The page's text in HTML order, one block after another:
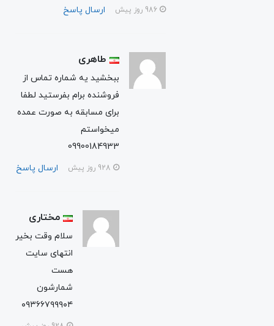
ارسال پاسخ
طاهری
ببخشید یه شماره تماس از
فروشنده برام بفرستید لطفا
برای مسابقه به صورت عمده
میخواستم
09900184933
ارسال پاسخ
مختاری
سلام وقت بخیر
انتهای سایت
هست
شمارشون
۰۹۳۶۶۷۹۹۹۰۴